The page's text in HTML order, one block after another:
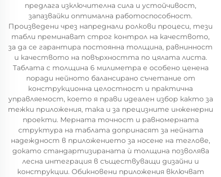
предлага изключителна сила и устойчивост,
запазвайки оптимална работоспособност.
Произведени чрез напреднали ролкови процеси, тези
табли преминават строг контрол на качеството,
за да се гарантира постоянна толщина, равнинност
и качеството на повърхността по цялата листа.
Таблата с толщина 6 милиметра е особено ценена
поради нейното балансирано съчетание от
конструкционна целостност и практична
управляемост, което я прави идеален избор както за
тежки приложения, така и за прецизните инженерни
проекти. Мерната точност и равномерната
структура на таблата допринасят за нейната
надеждност в приложението за носене на теглове,
докато стандартизираната ѝ толщина позволява
лесна интеграция в съществуващи дизайни и
конструкции. Обикновени приложения включват